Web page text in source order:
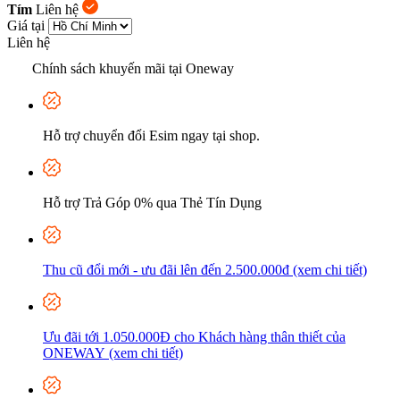
Tím Liên hệ
Giá tại
Liên hệ
Chính sách khuyến mãi tại Oneway
Hỗ trợ chuyển đổi Esim ngay tại shop.
Hỗ trợ Trả Góp 0% qua Thẻ Tín Dụng
Thu cũ đổi mới - ưu đãi lên đến 2.500.000đ (xem chi tiết)
Ưu đãi tới 1.050.000Đ cho Khách hàng thân thiết của
ONEWAY (xem chi tiết)